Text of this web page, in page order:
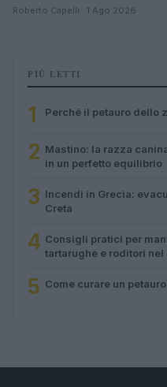
Roberto Capelli · 1 Ago 2026
PIÙ LETTI
1 Perché il petauro dello
2 Mastino: la razza
in un perfetto equilibrio
3 Incendi in Grecia:
Creta
4 Consigli pratici per
tartarughe e roditori
5 Come curare un